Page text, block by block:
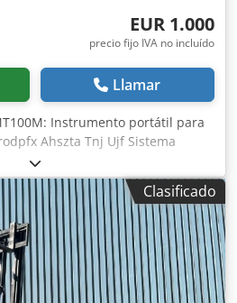
EUR 1.000
precio fijo IVA no incluído
Llamar
Instrumento portátil para
Ahszta Tnj Ujf Sistema
equilibrado dinámico de discos
en la máquina, que reduce las
del mecanizado y
El paquete incluye: Unidad
Sensor de vibración
Cables de conexión
de instrucciones original
Clasificado